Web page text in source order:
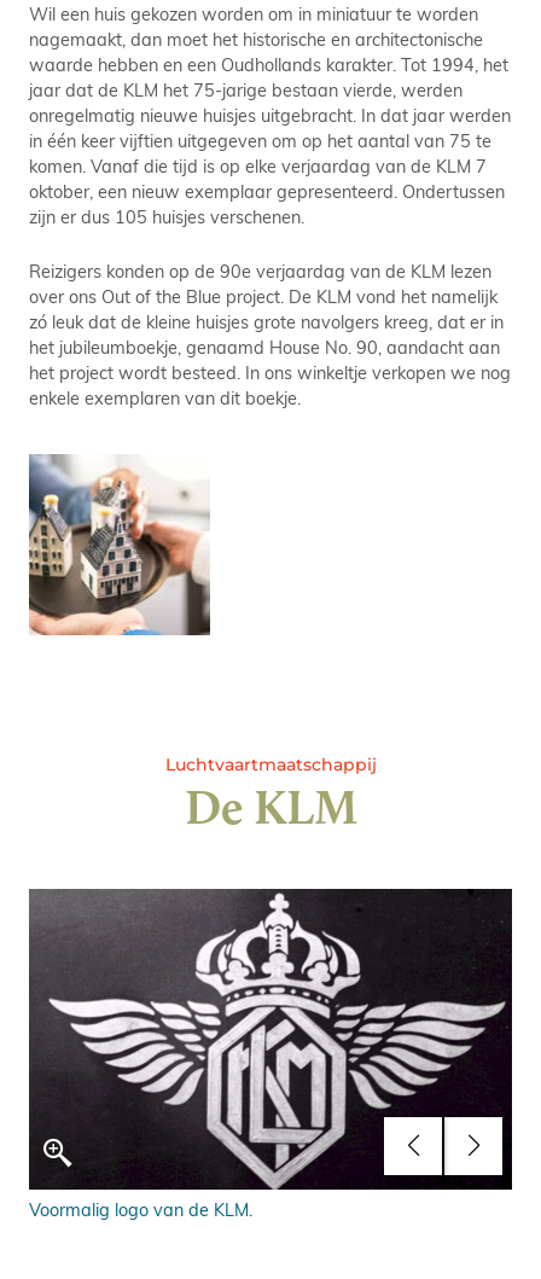
Wil een huis gekozen worden om in miniatuur te worden
nagemaakt, dan moet het historische en architectonische
waarde hebben en een Oudhollands karakter. Tot 1994, het
jaar dat de KLM het 75-jarige bestaan vierde, werden
onregelmatig nieuwe huisjes uitgebracht. In dat jaar werden
in één keer vijftien uitgegeven om op het aantal van 75 te
komen. Vanaf die tijd is op elke verjaardag van de KLM 7
oktober, een nieuw exemplaar gepresenteerd. Ondertussen
zijn er dus 105 huisjes verschenen.
Reizigers konden op de 90e verjaardag van de KLM lezen
over ons Out of the Blue project. De KLM vond het namelijk
zó leuk dat de kleine huisjes grote navolgers kreeg, dat er in
het jubileumboekje, genaamd House No. 90, aandacht aan
het project wordt besteed. In ons winkeltje verkopen we nog
enkele exemplaren van dit boekje.
Luchtvaartmaatschappij
De KLM
Voormalig logo van de KLM.